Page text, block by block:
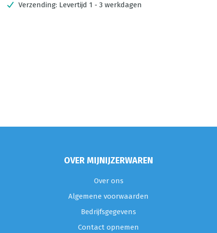
Verzending: Levertijd 1 - 3 werkdagen
OVER MIJNIJZERWAREN
Over ons
Algemene voorwaarden
Bedrijfsgegevens
Contact opnemen